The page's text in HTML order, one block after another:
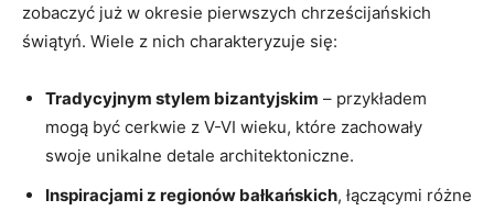
zobaczyć już w ⁤okresie pierwszych chrześcijańskich
świątyń. Wiele z nich charakteryzuje się:
Tradycyjnym stylem bizantyjskim – przykładem
mogą być cerkwie z⁣ V-VI wieku, które⁢ zachowały
swoje unikalne ‌detale architektoniczne.
Inspiracjami z regionów bałkańskich, ⁣łączącymi różne